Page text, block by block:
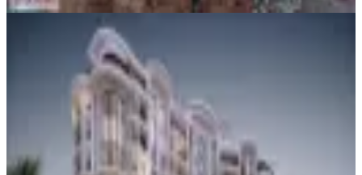
Turyap'tan Zeray Dora Hill'de Lüks
Yaşam
İzmit, Çayırköy Mahallesi
1+1
86 m²·5. Kat ·
5.175.000 ₺